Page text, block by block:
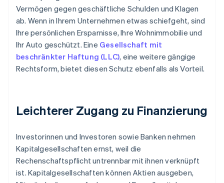
Vermögen gegen geschäftliche Schulden und Klagen
ab. Wenn in Ihrem Unternehmen etwas schiefgeht, sind
Ihre persönlichen Ersparnisse, Ihre Wohnimmobilie und
Ihr Auto geschützt. Eine Gesellschaft mit
beschränkter Haftung (LLC), eine weitere gängige
Rechtsform, bietet diesen Schutz ebenfalls als Vorteil.
Leichterer Zugang zu Finanzierung
Investorinnen und Investoren sowie Banken nehmen
Kapitalgesellschaften ernst, weil die
Rechenschaftspflicht untrennbar mit ihnen verknüpft
ist. Kapitalgesellschaften können Aktien ausgeben,